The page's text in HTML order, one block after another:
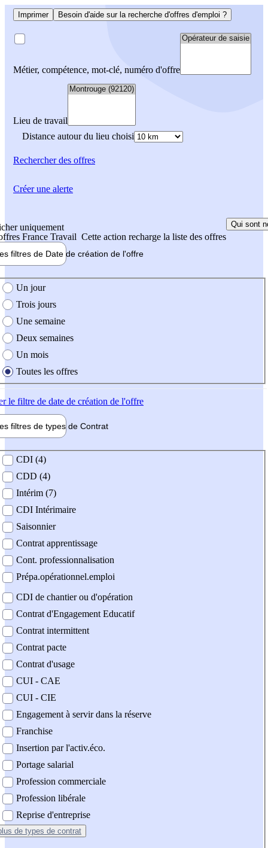
Imprimer Besoin d'aide sur la recherche d'offres d'emploi ?
Métier, compétence, mot-clé, numéro d'offre
Lieu de travail
Distance autour du lieu choisi
Rechercherdes offres
uniquement
France Travail Cette action recharge la liste des offres
Qui sont
filtres de Date de création de l'offre
création de l'offre
Un jour
Trois jours
Une semaine
Deux semaines
Un mois
Toutes les offres
le filtre de date de création de l'offre
filtres de types de Contrat
contrat
CDI (4)
CDD (4)
Intérim (7)
CDI Intérimaire
Saisonnier
Contrat apprentissage
Cont. professionnalisation
Prépa.opérationnel.emploi
CDI de chantier ou d'opération
Contrat d'Engagement Educatif
Contrat intermittent
Contrat pacte
Contrat d'usage
CUI - CAE
CUI - CIE
Engagement à servir dans la réserve
Franchise
Insertion par l'activ.éco.
Portage salarial
Profession commerciale
Profession libérale
Reprise d'entreprise
de types de contrat
Créer une alerte